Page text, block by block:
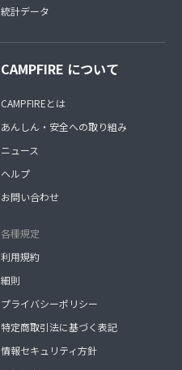
統計データ
CAMPFIRE について
CAMPFIREとは
あんしん・安全への取り組み
ニュース
ヘルプ
お問い合わせ
各種規定
利用規約
細則
プライバシーポリシー
特定商取引法に基づく表記
情報セキュリティ方針